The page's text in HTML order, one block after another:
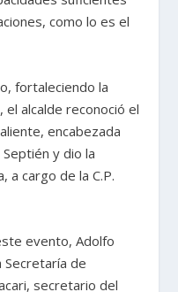
como lo es el
fortaleciendo la
el alcalde reconoció el
encabezada
y dio la
a cargo de la C.P.
evento, Adolfo
Secretaría de
secretario del